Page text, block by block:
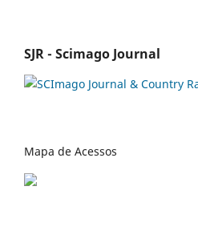
SJR - Scimago Journal
Mapa de Acessos